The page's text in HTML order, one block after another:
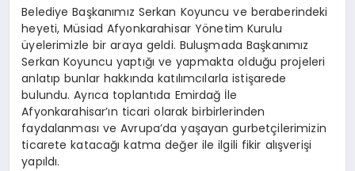
TEKNOLOJI
Belediye Başkanımız Serkan Koyuncu ve beraberindeki
heyeti, Müsiad Afyonkarahisar Yönetim Kurulu
üyelerimizle bir araya geldi. Buluşmada Başkanımız
Serkan Koyuncu yaptığı ve yapmakta olduğu projeleri
anlatıp bunlar hakkında katılımcılarla istişarede
bulundu. Ayrıca toplantıda Emirdağ İle
Afyonkarahisar’ın ticari olarak birbirlerinden
faydalanması ve Avrupa’da yaşayan gurbetçilerimizin
ticarete katacağı katma değer ile ilgili fikir alışverişi
yapıldı.